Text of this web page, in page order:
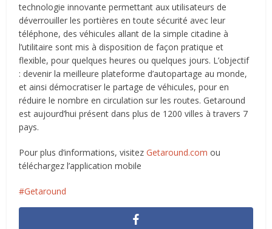
technologie innovante permettant aux utilisateurs de
déverrouiller les portières en toute sécurité avec leur
téléphone, des véhicules allant de la simple citadine à
l’utilitaire sont mis à disposition de façon pratique et
flexible, pour quelques heures ou quelques jours. L’objectif
: devenir la meilleure plateforme d’autopartage au monde,
et ainsi démocratiser le partage de véhicules, pour en
réduire le nombre en circulation sur les routes. Getaround
est aujourd’hui présent dans plus de 1200 villes à travers 7
pays.
Pour plus d’informations, visitezGetaround.com ou
téléchargez l’application mobile
Getaround